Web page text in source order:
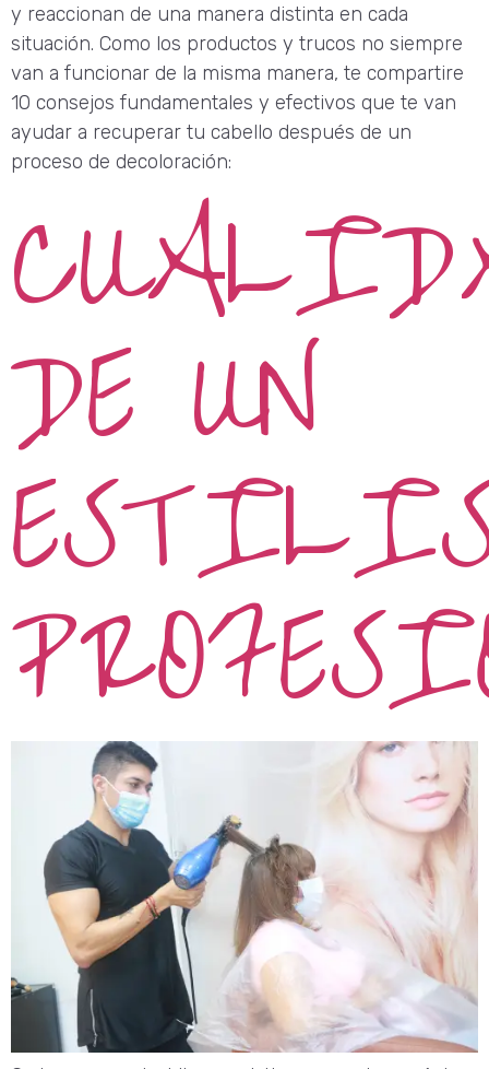
y reaccionan de una manera distinta en cada
situación. Como los productos y trucos no siempre
van a funcionar de la misma manera, te compartire
10 consejos fundamentales y efectivos que te van
ayudar a recuperar tu cabello después de un
proceso de decoloración:
DE UN